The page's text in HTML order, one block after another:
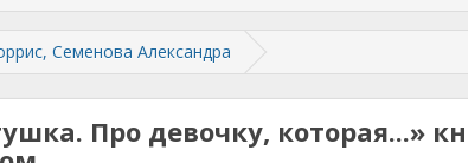
Семенова Александра
Про девочку, которая...»